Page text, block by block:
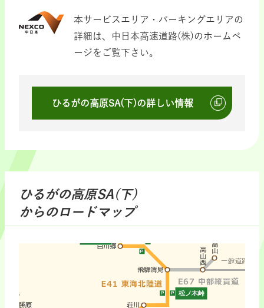
本サービスエリア・パーキングエリアの
詳細は、中日本高速道路(株)のホームペ
ージをご覧下さい。
ひるがの高原SA(下)の詳しい情報
ひるがの高原SA(下)
からのロードマップ